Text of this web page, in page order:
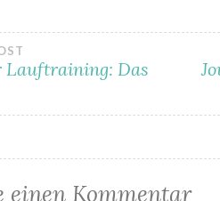
Lauftraining: Das
einen Kommentar